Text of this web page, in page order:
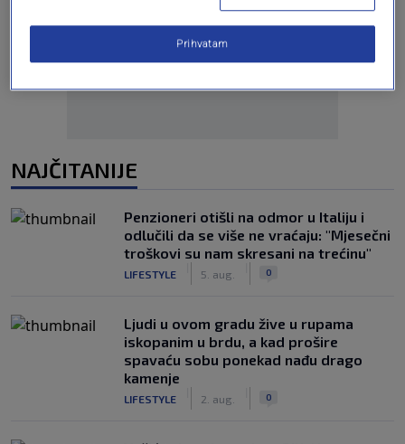
Oglas
NAJČITANIJE
Penzioneri otišli na odmor u Italiju i
odlučili da se više ne vraćaju: "Mjesečni
troškovi su nam skresani na trećinu"
LIFESTYLE 5. aug. 0
Ljudi u ovom gradu žive u rupama
iskopanim u brdu, a kad prošire
spavaću sobu ponekad nađu drago
kamenje
LIFESTYLE 2. aug. 0
Prihvatam